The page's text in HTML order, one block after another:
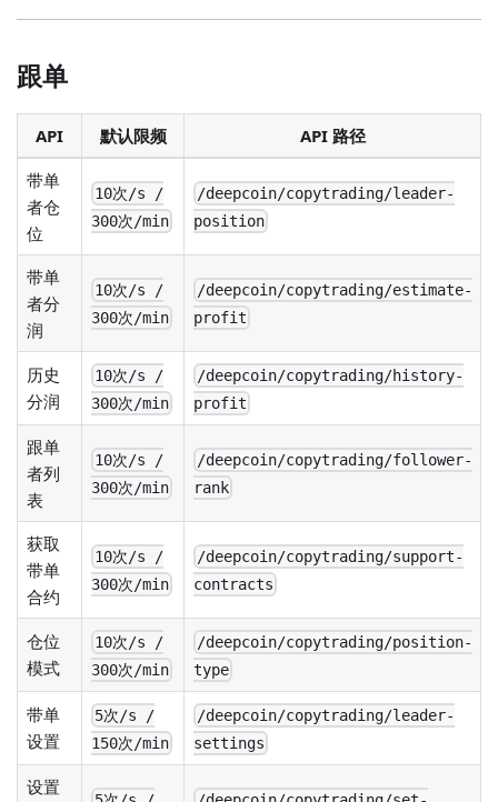
跟单
API 默认限频
API 路径
带单
者仓
位
10次/s /
300次/min
/deepcoin/copytrading/leader-
position
带单
者分
润
10次/s /
300次/min
/deepcoin/copytrading/estimate-
profit
历史
分润
10次/s /
300次/min
/deepcoin/copytrading/history-
profit
跟单
者列
表
10次/s /
300次/min
/deepcoin/copytrading/follower-
rank
获取
带单
合约
10次/s /
300次/min
/deepcoin/copytrading/support-
contracts
仓位
模式
10次/s /
300次/min
/deepcoin/copytrading/position-
type
带单
设置
5次/s /
150次/min
/deepcoin/copytrading/leader-
settings
设置